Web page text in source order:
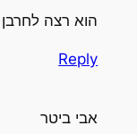
הוא רצה
Reply
אבי ביטר